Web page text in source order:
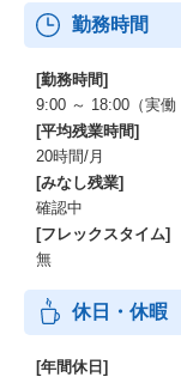
勤務時間
[勤務時間]
9:00 ～ 18:00（実
[平均残業時間]
20時間/月
[みなし残業]
確認中
[フレックスタイム]
無
休日・休暇
[年間休日]